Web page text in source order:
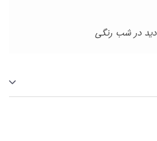
دید در شب رنگی